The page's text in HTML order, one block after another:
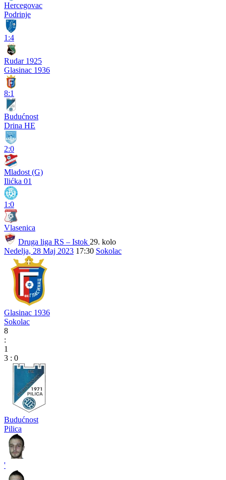
Hercegovac
Podrinje
1:4
Rudar 1925
Glasinac 1936
8:1
Budućnost
Drina HE
2:0
Mladost (G)
Ilićka 01
1:0
Vlasenica
Druga liga RS – Istok 29. kolo
Nedelja, 28 Maj 2023 17:30 Sokolac
Glasinac 1936
Sokolac
8
:
1
3 : 0
Budućnost
Pilica
'